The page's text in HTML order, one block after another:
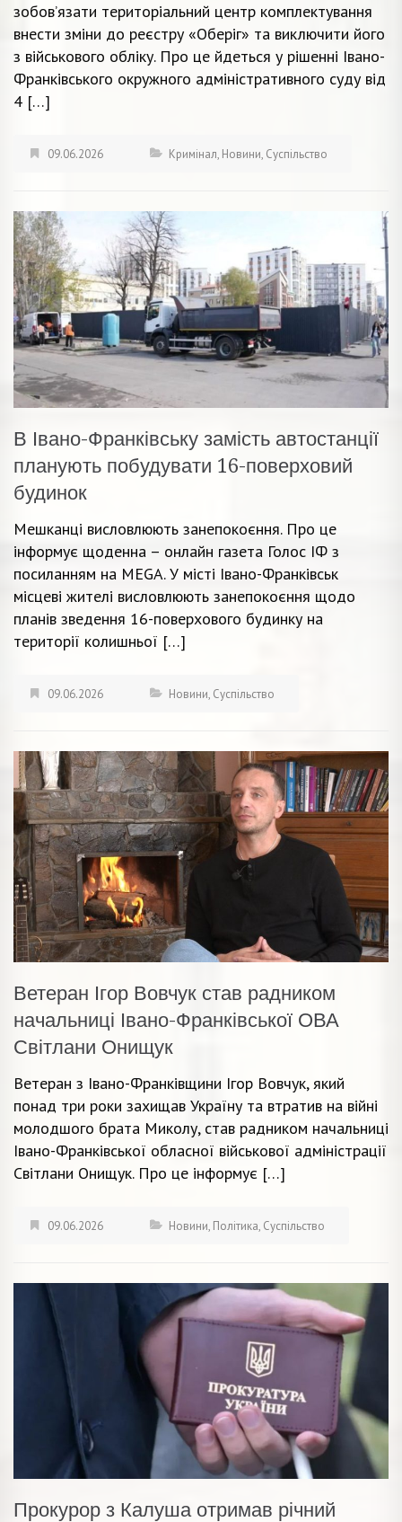
зобов’язати територіальний центр комплектування
внести зміни до реєстру «Оберіг» та виключити його
з військового обліку. Про це йдеться у рішенні Івано-
Франківського окружного адміністративного суду від
4 […]
09.06.2026 Кримінал, Новини, Суспільство
В Івано-Франківську замість автостанції
планують побудувати 16-поверховий
будинок
Мешканці висловлюють занепокоєння. Про це
інформує щоденна – онлайн газета Голос ІФ з
посиланням на MEGA. У місті Івано-Франківськ
місцеві жителі висловлюють занепокоєння щодо
планів зведення 16-поверхового будинку на
території колишньої […]
09.06.2026 Новини, Суспільство
Ветеран Ігор Вовчук став радником
начальниці Івано-Франківської ОВА
Світлани Онищук
Ветеран з Івано-Франківщини Ігор Вовчук, який
понад три роки захищав Україну та втратив на війні
молодшого брата Миколу, став радником начальниці
Івано-Франківської обласної військової адміністрації
Світлани Онищук. Про це інформує […]
09.06.2026 Новини, Політика, Суспільство
Прокурор з Калуша отримав річний